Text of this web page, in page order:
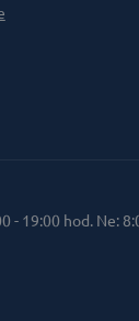
- 19:00 hod. Ne: